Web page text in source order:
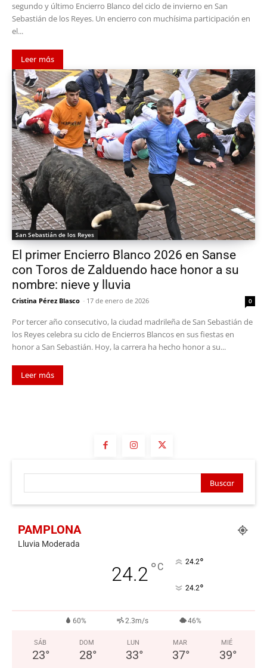
segundo y último Encierro Blanco del ciclo de invierno en San
Sebastián de los Reyes. Un encierro con muchísima participación en
el...
Leer más
San Sebastián de los Reyes
El primer Encierro Blanco 2026 en Sanse
con Toros de Zalduendo hace honor a su
nombre: nieve y lluvia
Cristina Pérez Blasco - 17 de enero de 2026 0
Por tercer año consecutivo, la ciudad madrileña de San Sebastián de
los Reyes celebra su ciclo de Encierros Blancos en sus fiestas en
honor a San Sebastián. Hoy, la carrera ha hecho honor a su...
Leer más
Buscar
PAMPLONA
Lluvia Moderada
24.2°C 24.2°
24.2°
60% 2.3m/s 46%
SÁB
23°
DOM
28°
LUN
33°
MAR
37°
MIÉ
39°